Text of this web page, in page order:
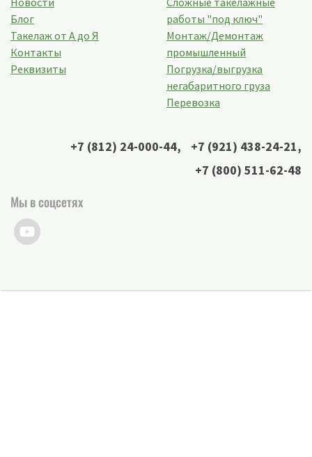
Блог
Такелаж от А до Я
Контакты
Реквизиты
работы "под ключ"
Монтаж/Демонтаж
промышленный
Погрузка/выгрузка
негабаритного груза
Перевозка
+7 (812) 24-000-44, +7 (921) 438-24-21,
+7 (800) 511-62-48
Мы в соцсетях